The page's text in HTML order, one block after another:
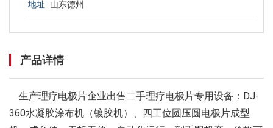
地址 山东德州
产品详情
生产理疗电极片企业出售二手理疗电极片专用设备：DJ-
360水凝胶涂布机（镀胶机）、四工位圆压圆电极片成型